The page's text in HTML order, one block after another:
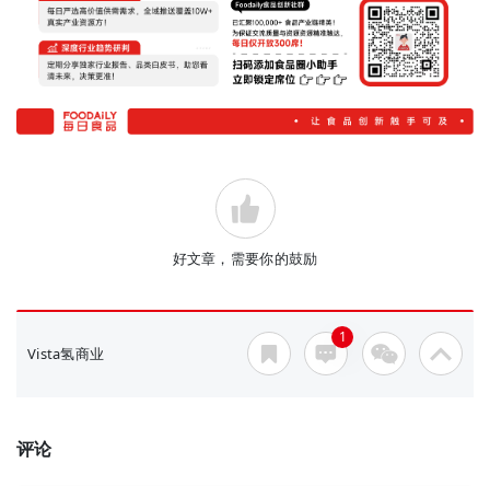
好文章，需要你的鼓励
Vista氢商业
1
评论